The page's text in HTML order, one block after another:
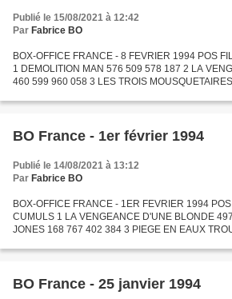
Publié le 15/08/2021 à 12:42
Par Fabrice BO
BOX-OFFICE FRANCE - 8 FEVRIER 1994 POS
1 DEMOLITION MAN 576 509 578 187 2 LA
460 599 960 058 3 LES TROIS
103 058...
BO France - 1er février 1994
Publié le 14/08/2021 à 13:12
Par Fabrice BO
BOX-OFFICE FRANCE - 1ER FEVRIER 1994
CUMULS 1 LA VENGEANCE D'UNE BLONDE
JONES 168 767 402 384 3 PIEGE EN EAUX
PARFAIT 107...
BO France - 25 janvier 1994